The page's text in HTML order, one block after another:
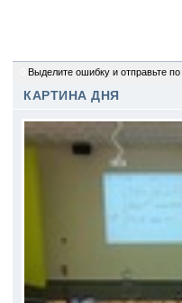
Выделите ошибку и отправьте по
КАРТИНА ДНЯ